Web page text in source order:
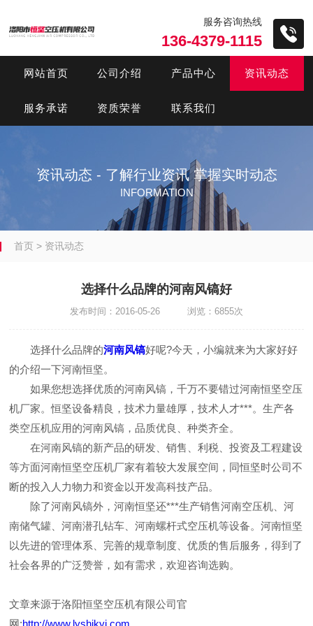
服务咨询热线
136-4379-1115
网站首页 公司介绍 产品中心 资讯动态
服务承诺 资质荣誉 联系我们
资讯动态 - 了解行业资讯 掌握实时动态
INFORMATION
首页 > 资讯动态
选择什么品牌的河南风镐好
发布时间：2016-05-26 浏览：6855次
选择什么品牌的河南风镐好呢?今天，小编就来为大家好好
的介绍一下河南恒坚。
如果您想选择优质的河南风镐，千万不要错过河南恒坚空压
机厂家。恒坚设备精良，技术力量雄厚，技术人才***。生产各
类空压机应用的河南风镐，品质优良、种类齐全。
在河南风镐的新产品的研发、销售、利税、投资及工程建设
等方面河南恒坚空压机厂家有着较大发展空间，同恒坚时公司不
断的投入人力物力和资金以开发高科技产品。
除了河南风镐外，河南恒坚还***生产销售河南空压机、河
南储气罐、河南潜孔钻车、河南螺杆式空压机等设备。河南恒坚
以先进的管理体系、完善的规章制度、优质的售后服务，得到了
社会各界的广泛赞誉，如有需求，欢迎咨询选购。
文章来源于洛阳恒坚空压机有限公司官
网:http://www.lyshjkyj.com